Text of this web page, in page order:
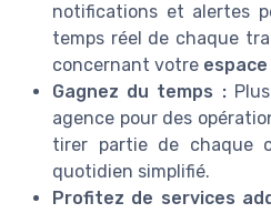
notifications et alertes
temps réel de chaque
concernant votre
Gagnez du temps :Plus
agence pour des
tirer partie de chaque
quotidien simplifié.
Profitez de services